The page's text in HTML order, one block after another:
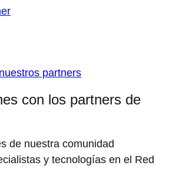
partners
con los partners de
de nuestra comunidad
y tecnologías en el Red